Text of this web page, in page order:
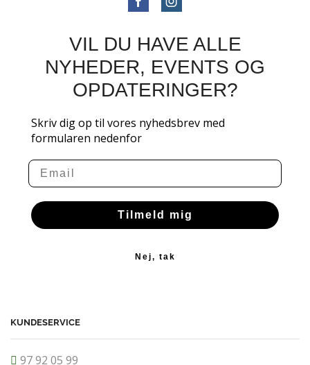
VIL DU HAVE ALLE
NYHEDER, EVENTS OG
OPDATERINGER?
Skriv dig op til vores nyhedsbrev med
formularen nedenfor
Email
Tilmeld mig
Nej, tak
KUNDESERVICE
97 92 05 99